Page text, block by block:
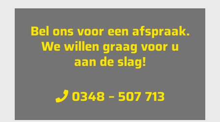
Bel ons voor een afspraak.
We willen graag voor u
aan de slag!
0348 – 507 713